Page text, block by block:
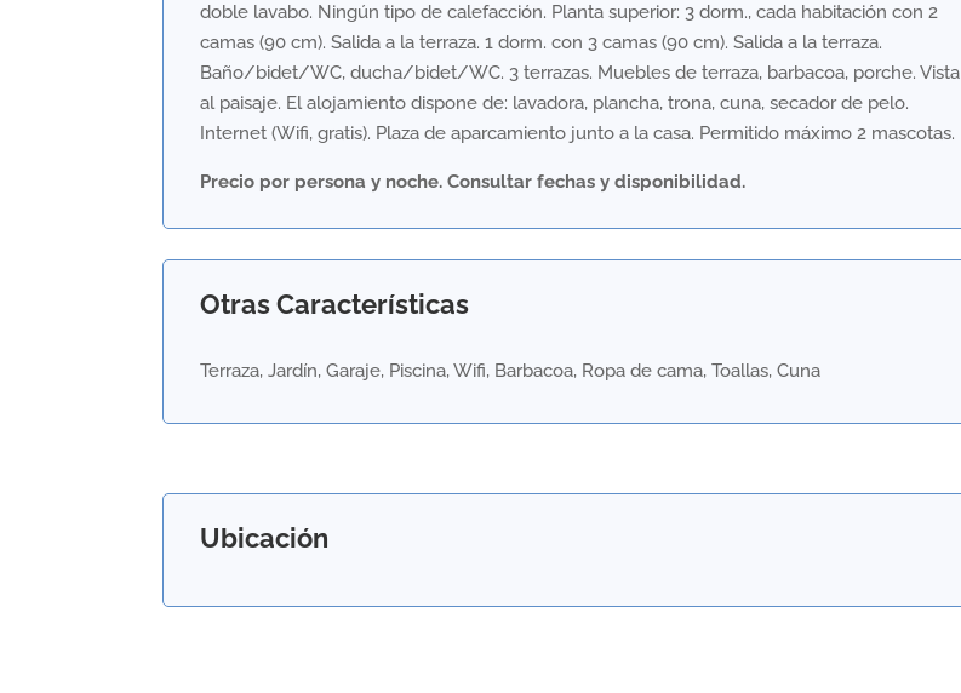
doble lavabo. Ningún tipo de calefacción. Planta superior: 3 dorm., cada habitación con 2
camas (90 cm). Salida a la terraza. 1 dorm. con 3 camas (90 cm). Salida a la terraza.
Baño/bidet/WC, ducha/bidet/WC. 3 terrazas. Muebles de terraza, barbacoa, porche. Vista
al paisaje. El alojamiento dispone de: lavadora, plancha, trona, cuna, secador de pelo.
Internet (Wifi, gratis). Plaza de aparcamiento junto a la casa. Permitido máximo 2 mascotas.
Precio por persona y noche. Consultar fechas y disponibilidad.
Otras Características
Terraza, Jardín, Garaje, Piscina, Wifi, Barbacoa, Ropa de cama, Toallas, Cuna
Ubicación